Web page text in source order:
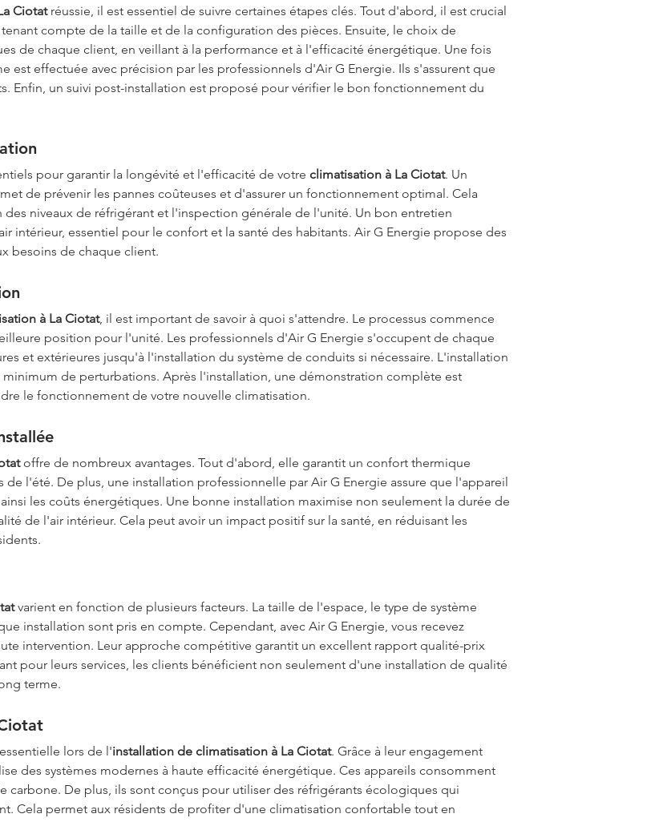
Ciotat réussie, il est essentiel de suivre certaines étapes clés. Tout d'abord, il est crucial
compte de la taille et de la configuration des pièces. Ensuite, le choix de
de chaque client, en veillant à la performance et à l'efficacité énergétique. Une fois
est effectuée avec précision par les professionnels d'Air G Energie. Ils s'assurent que
Enfin, un suivi post-installation est proposé pour vérifier le bon fonctionnement du
pour garantir la longévité et l'efficacité de votre climatisation à La Ciotat. Un
de prévenir les pannes coûteuses et d'assurer un fonctionnement optimal. Cela
niveaux de réfrigérant et l'inspection générale de l'unité. Un bon entretien
intérieur, essentiel pour le confort et la santé des habitants. Air G Energie propose des
besoins de chaque client.
à La Ciotat, il est important de savoir à quoi s'attendre. Le processus commence
position pour l'unité. Les professionnels d'Air G Energie s'occupent de chaque
et extérieures jusqu'à l'installation du système de conduits si nécessaire. L'installation
de perturbations. Après l'installation, une démonstration complète est
le fonctionnement de votre nouvelle climatisation.
offre de nombreux avantages. Tout d'abord, elle garantit un confort thermique
l'été. De plus, une installation professionnelle par Air G Energie assure que l'appareil
les coûts énergétiques. Une bonne installation maximise non seulement la durée de
de l'air intérieur. Cela peut avoir un impact positif sur la santé, en réduisant les
varient en fonction de plusieurs facteurs. La taille de l'espace, le type de système
installation sont pris en compte. Cependant, avec Air G Energie, vous recevez
intervention. Leur approche compétitive garantit un excellent rapport qualité-prix
pour leurs services, les clients bénéficient non seulement d'une installation de qualité
terme.
lors de l'installation de climatisation à La Ciotat. Grâce à leur engagement
des systèmes modernes à haute efficacité énergétique. Ces appareils consomment
carbone. De plus, ils sont conçus pour utiliser des réfrigérants écologiques qui
Cela permet aux résidents de profiter d'une climatisation confortable tout en